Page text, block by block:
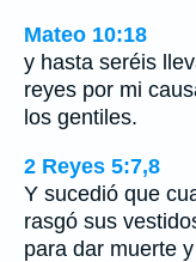
Mateo 10:18
y hasta seréis
reyes por mi
los gentiles.
2 Reyes 5:7,8
Y sucedió que
rasgó sus
para dar muerte